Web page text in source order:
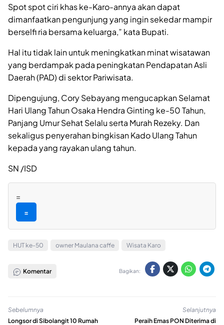
Spot spot ciri khas ke-Karo-annya akan dapat
dimanfaatkan pengunjung yang ingin sekedar mampir
berselfi ria bersama keluarga,” kata Bupati.
Hal itu tidak lain untuk meningkatkan minat wisatawan
yang berdampak pada peningkatan Pendapatan Asli
Daerah (PAD) di sektor Pariwisata.
Dipengujung, Cory Sebayang mengucapkan Selamat
Hari Ulang Tahun Osaka Hendra Ginting ke-50 Tahun,
Panjang Umur Sehat Selalu serta Murah Rezeky. Dan
sekaligus penyerahan bingkisan Kado Ulang Tahun
kepada yang rayakan ulang tahun.
SN /ISD
=
=
HUT ke-50 owner Maulana caffe Wisata Karo
Komentar Bagikan:
Sebelumnya
Longsor di Sibolangit 10 Rumah
Selanjutnya
Peraih Emas PON Diterima di